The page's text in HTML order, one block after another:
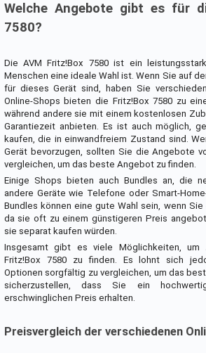
Welche Angebote gibt es für
7580?
Die AVM Fritz!Box 7580 ist ein
Menschen eine ideale Wahl ist. Wenn Sie auf
für dieses Gerät sind, haben Sie
Online-Shops bieten die Fritz!Box 7580 zu
während andere sie mit einem kostenlosen
Garantiezeit anbieten. Es ist auch möglich,
kaufen, die in einwandfreiem Zustand sind.
Gerät bevorzugen, sollten Sie die Angebote
vergleichen, um das beste Angebot zu finden.
Einige Shops bieten auch Bundles an, die
andere Geräte wie Telefone oder Smart-
Bundles können eine gute Wahl sein, wenn
da sie oft zu einem günstigeren Preis
sie separat kaufen würden.
Insgesamt gibt es viele Möglichkeiten, um
Fritz!Box 7580 zu finden. Es lohnt sich
Optionen sorgfältig zu vergleichen, um das
sicherzustellen, dass Sie ein
erschwinglichen Preis erhalten.
Preisvergleich der verschiedenen